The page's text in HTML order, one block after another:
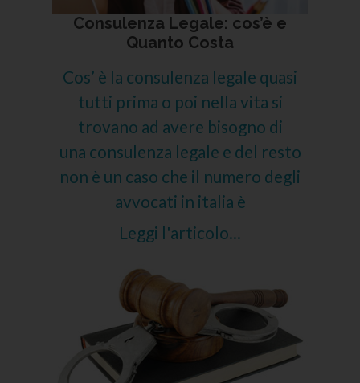
Consulenza Legale: cos’è e
Quanto Costa
Cos’ è la consulenza legale quasi
tutti prima o poi nella vita si
trovano ad avere bisogno di
una consulenza legale e del resto
non è un caso che il numero degli
avvocati in italia è
Leggi l'articolo...